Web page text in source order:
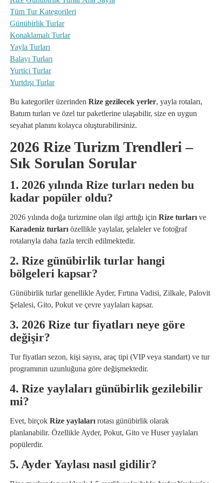
Tüm Tur Kategorileri
Günübirlik Turlar
Konaklamalı Turlar
Yayla Turları
Balayı Turları
Yurtiçi Turlar
Yurtdışı Turlar
Bu kategoriler üzerinden Rize gezilecek yerler, yayla rotaları,
Batum turları ve özel tur paketlerine ulaşabilir, size en uygun
seyahat planını kolayca oluşturabilirsiniz.
2026 Rize Turizm Trendleri –
Sık Sorulan Sorular
1. 2026 yılında Rize turları neden bu
kadar popüler oldu?
2026 yılında doğa turizmine olan ilgi arttığı için Rize turları ve
Karadeniz turları özellikle yaylalar, şelaleler ve fotoğraf
rotalarıyla daha fazla tercih edilmektedir.
2. Rize günübirlik turlar hangi
bölgeleri kapsar?
Günübirlik turlar genellikle Ayder, Fırtına Vadisi, Zilkale, Palovit
Şelalesi, Gito, Pokut ve çevre yaylaları kapsar.
3. 2026 Rize tur fiyatları neye göre
değişir?
Tur fiyatları sezon, kişi sayısı, araç tipi (VIP veya standart) ve tur
programının uzunluğuna göre değişmektedir.
4. Rize yaylaları günübirlik gezilebilir
mi?
Evet, birçok Rize yaylaları rotası günübirlik olarak
planlanabilir. Özellikle Ayder, Pokut, Gito ve Huser yaylaları
popülerdir.
5. Ayder Yaylası nasıl gidilir?